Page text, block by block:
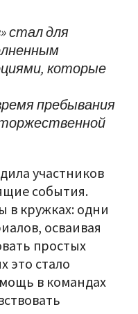
стал для
которые
пребывания
торжественной
участников
события.
в кружках: одни
осваивая
простых
это стало
в командах